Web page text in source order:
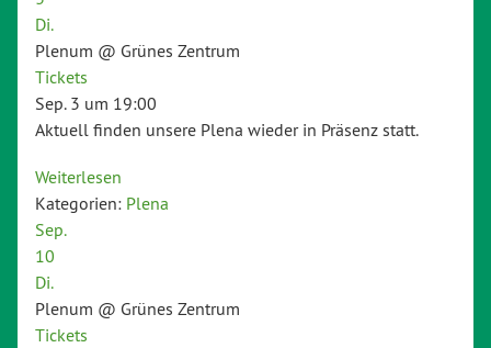
Di.
Plenum @ Grünes Zentrum
Tickets
Sep. 3 um 19:00
Aktuell finden unsere Plena wieder in Präsenz statt.
Weiterlesen
Kategorien: Plena
Sep.
10
Di.
Plenum @ Grünes Zentrum
Tickets